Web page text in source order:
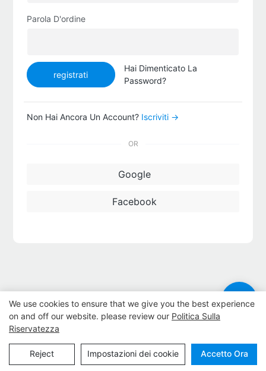
Parola D'ordine
registrati
Hai Dimenticato La
Password?
Non Hai Ancora Un Account? Iscriviti →
OR
Google
Facebook
Politica sulla privacy
We use cookies to ensure that we give you the best experience
on and off our website. please review our Politica Sulla
Riservatezza
Reject Impostazioni dei cookie Accetto Ora